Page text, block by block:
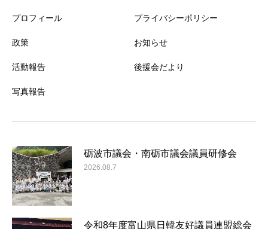
プロフィール
政策
活動報告
写真報告
プライバシーポリシー
お知らせ
後援会だより
砺波市議会・南砺市議会議員研修会
2026.08.7
令和8年度富山県日韓友好議員連盟総会